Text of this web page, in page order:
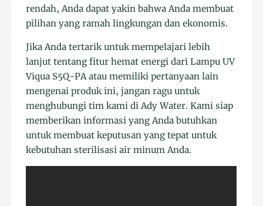
rendah, Anda dapat yakin bahwa Anda membuat
pilihan yang ramah lingkungan dan ekonomis.
Jika Anda tertarik untuk mempelajari lebih
lanjut tentang fitur hemat energi dari Lampu UV
Viqua S5Q-PA atau memiliki pertanyaan lain
mengenai produk ini, jangan ragu untuk
menghubungi tim kami di Ady Water. Kami siap
memberikan informasi yang Anda butuhkan
untuk membuat keputusan yang tepat untuk
kebutuhan sterilisasi air minum Anda.